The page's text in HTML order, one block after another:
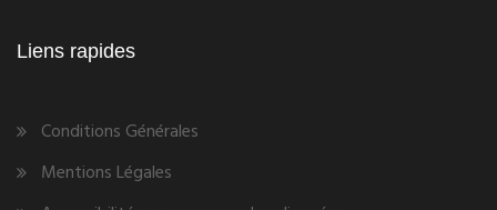
Liens rapides
Conditions Générales
Mentions Légales